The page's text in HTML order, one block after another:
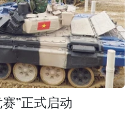
”正式启动